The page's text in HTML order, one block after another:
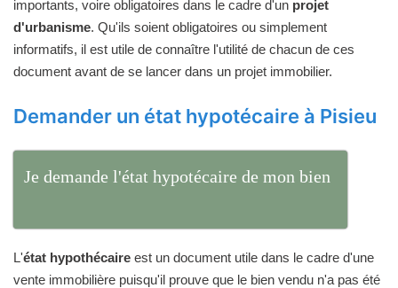
importants, voire obligatoires dans le cadre d'un projet
d'urbanisme. Qu'ils soient obligatoires ou simplement
informatifs, il est utile de connaître l'utilité de chacun de ces
document avant de se lancer dans un projet immobilier.
Demander un état hypotécaire à Pisieu
Je demande l'état hypotécaire de mon bien
L'état hypothécaire est un document utile dans le cadre d'une
vente immobilière puisqu'il prouve que le bien vendu n'a pas été